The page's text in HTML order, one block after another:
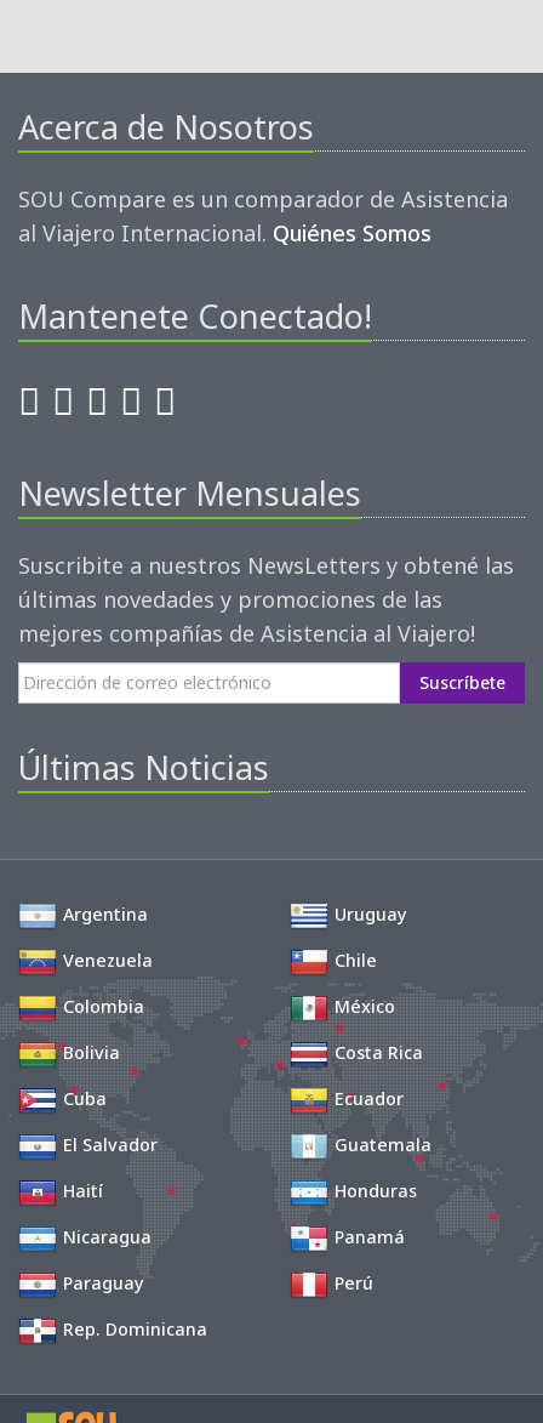
Acerca de Nosotros
SOU Compare es un comparador de Asistencia
al Viajero Internacional. Quiénes Somos
Mantenete Conectado!
Newsletter Mensuales
Suscribite a nuestros NewsLetters y obtené las
últimas novedades y promociones de las
mejores compañías de Asistencia al Viajero!
Suscríbete
Últimas Noticias
Argentina
Uruguay
Venezuela
Chile
Colombia
México
Bolivia
Costa Rica
Cuba
Ecuador
El Salvador
Guatemala
Haití
Honduras
Nicaragua
Panamá
Paraguay
Perú
Rep. Dominicana